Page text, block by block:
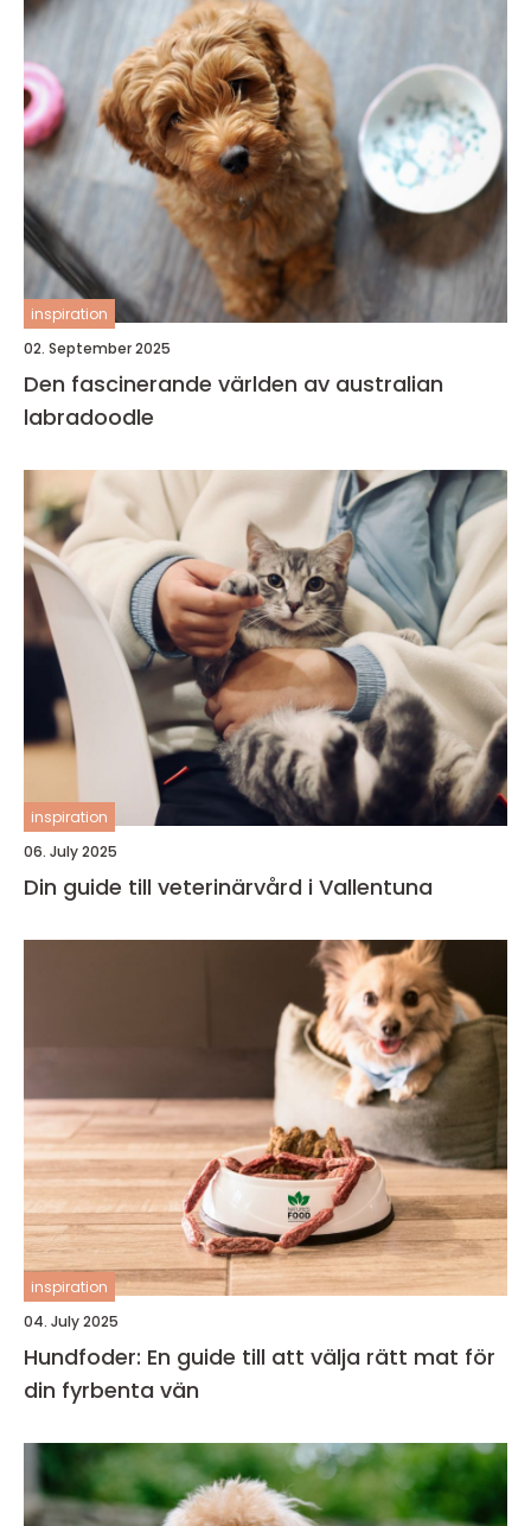
inspiration
02. September 2025
Den fascinerande världen av australian
labradoodle
inspiration
06. July 2025
Din guide till veterinärvård i Vallentuna
inspiration
04. July 2025
Hundfoder: En guide till att välja rätt mat för
din fyrbenta vän